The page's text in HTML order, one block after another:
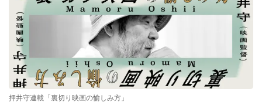
押井守連載「裏切り映画の愉しみ方」